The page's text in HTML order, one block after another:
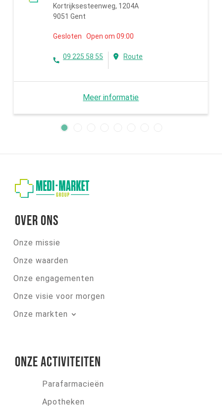
Kortrijksesteenweg, 1204A
9051 Gent
Gesloten Open om 09:00
09 225 58 55 Route
Meer informatie
Over ons
Onze missie
Onze waarden
Onze engagementen
Onze visie voor morgen
Onze markten
Onze activiteiten
Parafarmacieën
Apotheken